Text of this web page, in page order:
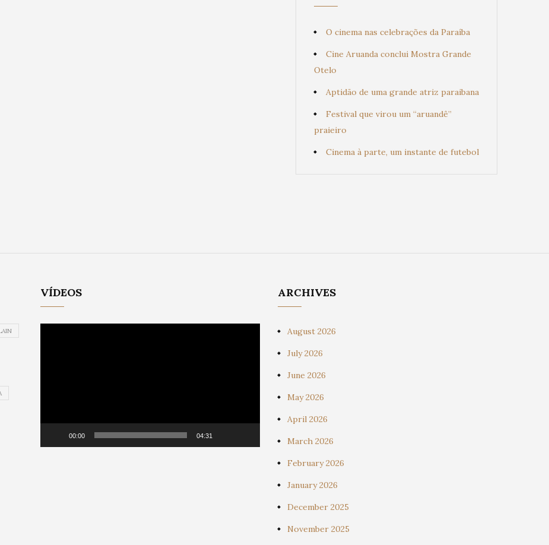
O cinema nas celebrações da Paraíba
Cine Aruanda conclui Mostra Grande
Otelo
Aptidão de uma grande atriz paraibana
Festival que virou um “aruandê”
praieiro
Cinema à parte, um instante de futebol
VÍDEOS
00:00 04:31
ARCHIVES
August 2026
July 2026
June 2026
May 2026
April 2026
March 2026
February 2026
January 2026
December 2025
November 2025